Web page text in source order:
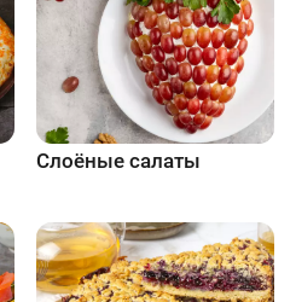
Слоёные салаты